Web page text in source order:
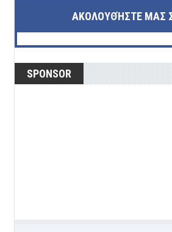
ΑΚΟΛΟΥΘΉΣΤΕ ΜΑΣ
SPONSOR